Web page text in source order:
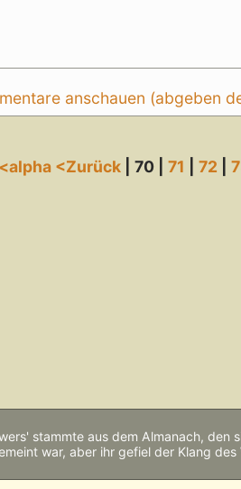
anschauen (abgeben
<Zurück | 70 | 71 72
stammte aus dem Almanach,
war, aber ihr gefiel der Klang